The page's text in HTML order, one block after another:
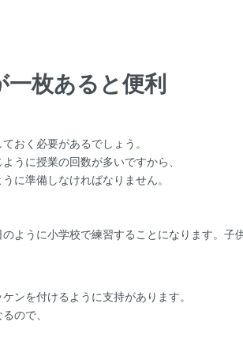
枚あると便利
おく必要があるでしょう。
うに授業の回数が多いですから、
に準備しなければなりません。
ように小学校で練習することになります。子
ンを付けるように支持があります。
ので、